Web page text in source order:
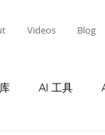
Videos Blog
AI 工具